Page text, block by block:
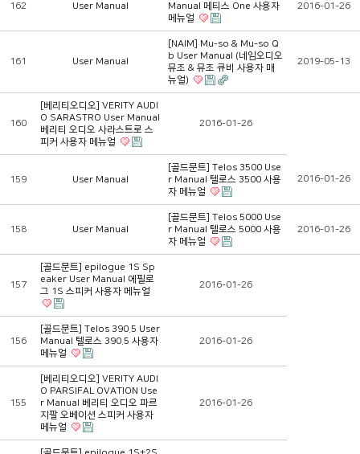
162 User Manual
Manual 메티스 One 사용자
메뉴얼
2016-01-26
161 User Manual
[NAIM] Mu-so & Mu-so Q
b User Manual (네임오디오
뮤조 & 뮤조 큐비 사용자 매
뉴얼)
2019-05-13
160
[베리티오디오] VERITY AUDI
O SARASTRO User Manual
베리티 오디오 사라스트로 스
피커 사용자 메뉴얼
2016-01-26
159 User Manual
[골드문트] Telos 3500 Use
r Manual 텔로스 3500 사용
자 메뉴얼
2016-01-26
158 User Manual
[골드문트] Telos 5000 Use
r Manual 텔로스 5000 사용
자 메뉴얼
2016-01-26
157
[골드문트] epilogue 1S Sp
eaker User Manual 에필로
그 1S 스피커 사용자 메뉴얼
2016-01-26
156
[골드문트] Telos 390.5 User
Manual 텔로스 390.5 사용자
메뉴얼
2016-01-26
155
[베리티오디오] VERITY AUDI
O PARSIFAL OVATION Use
r Manual 베리티 오디오 파르
지팔 오베이션 스피커 사용자
메뉴얼
2016-01-26